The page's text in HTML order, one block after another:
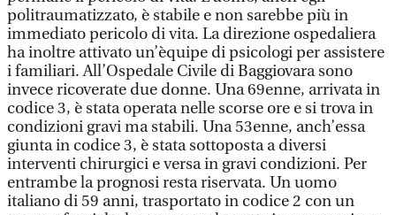
politraumatizzato, è stabile e non sarebbe più in
immediato pericolo di vita. La direzione ospedaliera
ha inoltre attivato un’èquipe di psicologi per assistere
i familiari. All’Ospedale Civile di Baggiovara sono
invece ricoverate due donne. Una 69enne, arrivata in
codice 3, è stata operata nelle scorse ore e si trova in
condizioni gravi ma stabili. Una 53enne, anch’essa
giunta in codice 3, è stata sottoposta a diversi
interventi chirurgici e versa in gravi condizioni. Per
entrambe la prognosi resta riservata. Un uomo
italiano di 59 anni, trasportato in codice 2 con un